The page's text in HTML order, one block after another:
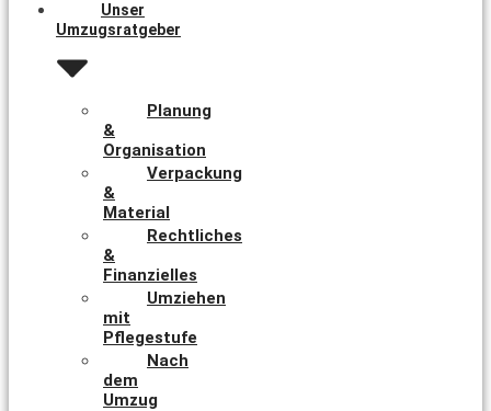
Unser
Umzugsratgeber
Planung
&
Organisation
Verpackung
&
Material
Rechtliches
&
Finanzielles
Umziehen
mit
Pflegestufe
Nach
dem
Umzug